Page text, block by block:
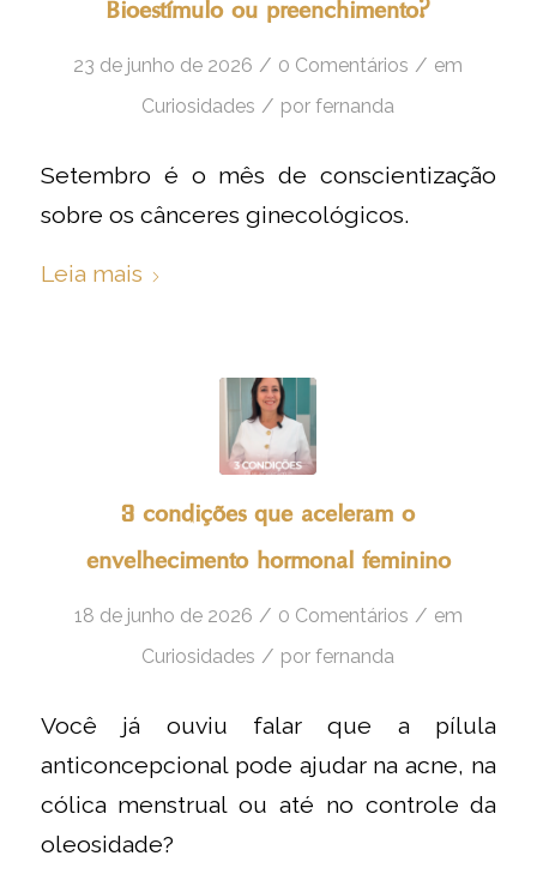
Bioestímulo ou preenchimento?
23 de junho de 2026 / 0 Comentários / em
Curiosidades / porfernanda
Setembro é o mês de conscientização
sobre os cânceres ginecológicos.
Leia mais
3 condições que aceleram o
envelhecimento hormonal feminino
18 de junho de 2026 / 0 Comentários / em
Curiosidades / porfernanda
Você já ouviu falar que a pílula
anticoncepcional pode ajudar na acne, na
cólica menstrual ou até no controle da
oleosidade?